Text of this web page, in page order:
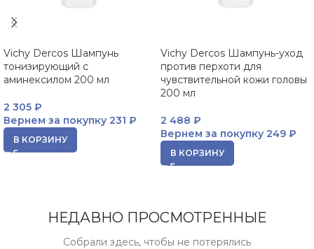
Vichy Dercos Шампунь
тонизирующий с
аминексилом 200 мл
2 305 ₽
Вернем за покупку 231 ₽
В КОРЗИНУ
Vichy Dercos Шампунь-уход
против перхоти для
чувствительной кожи головы
200 мл
2 488 ₽
Вернем за покупку 249 ₽
В КОРЗИНУ
НЕДАВНО ПРОСМОТРЕННЫЕ
Собрали здесь, чтобы не потерялись